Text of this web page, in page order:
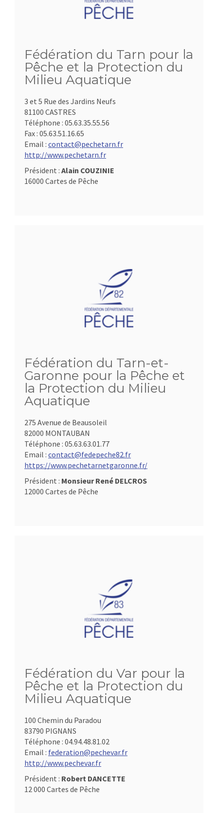
Fédération du Tarn pour la
Pêche et la Protection du
Milieu Aquatique
3 et 5 Rue des Jardins Neufs
81100 CASTRES
Téléphone : 05.63.35.55.56
Fax : 05.63.51.16.65
Email : contact@pechetarn.fr
http://www.pechetarn.fr
Président : Alain COUZINIE
16000 Cartes de Pêche
Fédération du Tarn-et-
Garonne pour la Pêche et
la Protection du Milieu
Aquatique
275 Avenue de Beausoleil
82000 MONTAUBAN
Téléphone : 05.63.63.01.77
Email : contact@fedepeche82.fr
https://www.pechetarnetgaronne.fr/
Président : Monsieur René DELCROS
12000 Cartes de Pêche
Fédération du Var pour la
Pêche et la Protection du
Milieu Aquatique
100 Chemin du Paradou
83790 PIGNANS
Téléphone : 04.94.48.81.02
Email : federation@pechevar.fr
http://www.pechevar.fr
Président : Robert DANCETTE
12 000 Cartes de Pêche